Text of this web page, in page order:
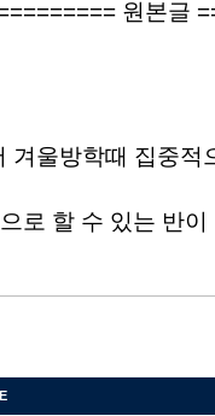
원본글
겨울방학때 집중적
로 할 수 있는 반